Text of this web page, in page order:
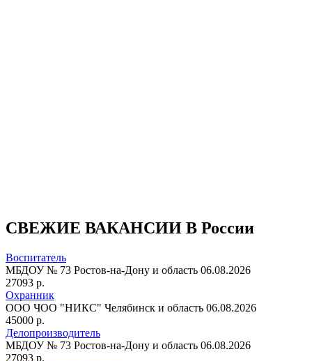
СВЕЖИЕ ВАКАНСИИ В России
Воспитатель
МБДОУ № 73 Ростов-на-Дону и область 06.08.2026
27093 р.
Охранник
ООО ЧОО "НИКС" Челябинск и область 06.08.2026
45000 р.
Делопроизводитель
МБДОУ № 73 Ростов-на-Дону и область 06.08.2026
27093 р.